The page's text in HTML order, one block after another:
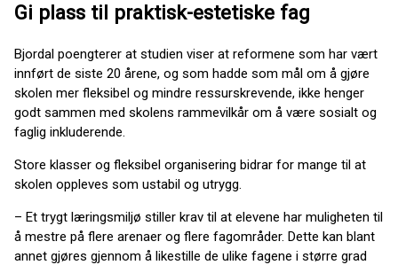
Gi plass til praktisk-estetiske fag
Bjordal poengterer at studien viser at reformene som har vært
innført de siste 20 årene, og som hadde som mål om å gjøre
skolen mer fleksibel og mindre ressurskrevende, ikke henger
godt sammen med skolens rammevilkår om å være sosialt og
faglig inkluderende.
Store klasser og fleksibel organisering bidrar for mange til at
skolen oppleves som ustabil og utrygg.
– Et trygt læringsmiljø stiller krav til at elevene har muligheten til
å mestre på flere arenaer og flere fagområder. Dette kan blant
annet gjøres gjennom å likestille de ulike fagene i større grad